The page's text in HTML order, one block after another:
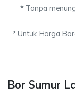
*Tanpa
*Untuk Harga
Bor Sumur